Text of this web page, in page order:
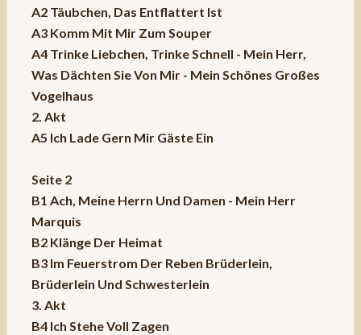
A2 Täubchen, Das Entflattert Ist
A3 Komm Mit Mir Zum Souper
A4 Trinke Liebchen, Trinke Schnell - Mein Herr,
Was Dächten Sie Von Mir - Mein Schönes Großes
Vogelhaus
2. Akt
A5 Ich Lade Gern Mir Gäste Ein
Seite 2
B1 Ach, Meine Herrn Und Damen - Mein Herr
Marquis
B2 Klänge Der Heimat
B3 Im Feuerstrom Der Reben Brüderlein,
Brüderlein Und Schwesterlein
3. Akt
B4 Ich Stehe Voll Zagen